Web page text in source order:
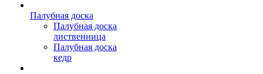
Палубная доска
Палубная доска
лиственница
Палубная доска
кедр